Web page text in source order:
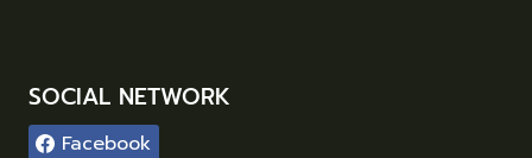
SOCIAL NETWORK
Facebook